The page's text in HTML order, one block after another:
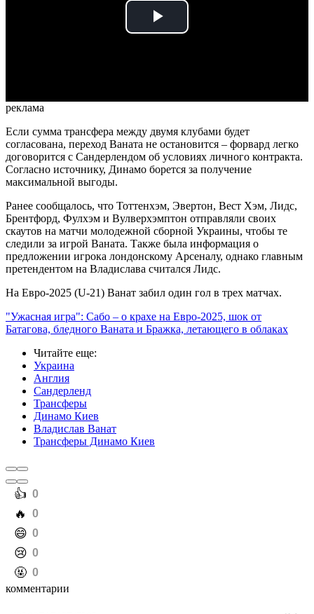
Play
реклама
Если сумма трансфера между двумя клубами будет
согласована, переход Ваната не остановится – форвард легко
договорится с Сандерлендом об условиях личного контракта.
Согласно источнику, Динамо борется за получение
максимальной выгоды.
Ранее сообщалось, что Тоттенхэм, Эвертон, Вест Хэм, Лидс,
Брентфорд, Фулхэм и Вулверхэмптон отправляли своих
скаутов на матчи молодежной сборной Украины, чтобы те
следили за игрой Ваната. Также была информация о
предложении игрока лондонскому Арсеналу, однако главным
претендентом на Владислава считался Лидс.
На Евро-2025 (U-21) Ванат забил один гол в трех матчах.
"Ужасная игра": Сабо – о крахе на Евро-2025, шок от
Батагова, бледного Ваната и Бражка, летающего в облаках
Читайте еще:
Украина
Англия
Сандерленд
Трансферы
Динамо Киев
Владислав Ванат
Трансферы Динамо Киев
️👍 0
️🔥 0
️😄 0
️😢 0
️🤬 0
комментарии